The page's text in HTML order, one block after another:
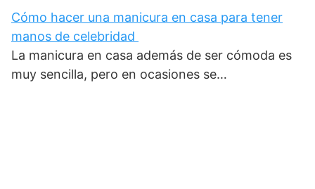
Cómo hacer una manicura en casa para tener
manos de celebridad
La manicura en casa además de ser cómoda es
muy sencilla, pero en ocasiones se…